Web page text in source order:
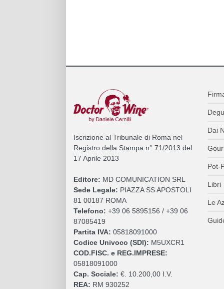
Iscrizione al Tribunale di Roma nel
Registro della Stampa n° 71/2013 del
17 Aprile 2013
Editore: MD COMUNICATION SRL
Sede Legale: PIAZZA SS APOSTOLI
81 00187 ROMA
Telefono: +39 06 5895156 / +39 06
87085419
Partita IVA: 05818091000
Codice Univoco (SDI): M5UXCR1
COD.FISC. e REG.IMPRESE:
05818091000
Cap. Sociale: €. 10.200,00 I.V.
REA: RM 930252
Dai
Pot-
Libri
Le